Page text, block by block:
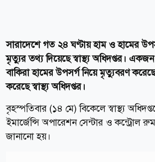
সারাদেশে গত ২৪ ঘণ্টায় হাম ও হামের
মৃত্যুর তথ্য দিয়েছে স্বাস্থ্য অধিদপ্তর।
বাকিরা হামের উপসর্গ নিয়ে মৃত্যুবরণ
করেছে স্বাস্থ্য অধিদপ্তর।
বৃহস্পতিবার (১৪ মে) বিকেলে স্বাস্থ্য
ইমার্জেন্সি অপারেশন সেন্টার ও কন্ট্রোল
জানানো হয়।